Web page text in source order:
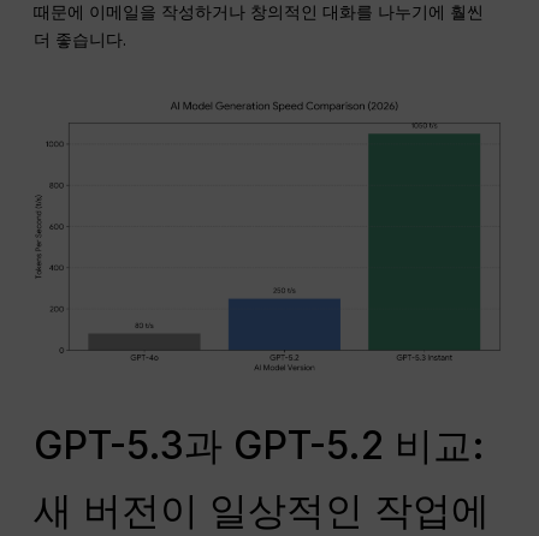
때문에 이메일을 작성하거나 창의적인 대화를 나누기에 훨씬
더 좋습니다.
GPT-5.3과 GPT-5.2 비교:
새 버전이 일상적인 작업에